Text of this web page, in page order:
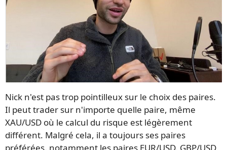
Nick n'est pas trop pointilleux sur le choix des paires.
Il peut trader sur n'importe quelle paire, même
XAU/USD où le calcul du risque est légèrement
différent. Malgré cela, il a toujours ses paires